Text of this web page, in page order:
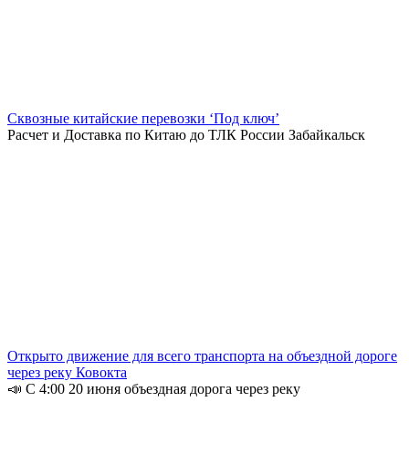
Сквозные китайские перевозки ‘Под ключ’
Расчет и Доставка по Китаю до ТЛК России Забайкальск
Открыто движение для всего транспорта на объездной дороге
через реку Ковокта
📣 С 4:00 20 июня объездная дорога через реку